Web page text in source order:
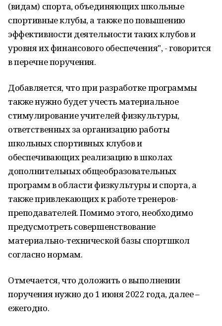
(видам) спорта, объединяющих школьные
спортивные клубы, а также по повышению
эффективности деятельности таких клубов и
уровня их финансового обеспечения", - говорится
в перечне поручения.
Добавляется, что при разработке программы
также нужно будет учесть материальное
стимулирование учителей физкультуры,
ответственных за организацию работы
школьных спортивных клубов и
обеспечивающих реализацию в школах
дополнительных общеобразовательных
программ в области физкультуры и спорта, а
также привлекающих к работе тренеров-
преподавателей. Помимо этого, необходимо
предусмотреть совершенствование
материально-технической базы спортшкол
согласно нормам.
Отмечается, что доложить о выполнении
поручения нужно до 1 июня 2022 года, далее –
ежегодно.